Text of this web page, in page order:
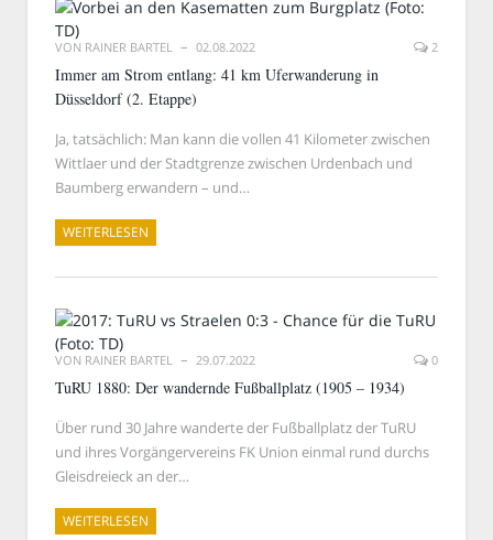
VON RAINER BARTEL 02.08.2022 2
Immer am Strom entlang: 41 km Uferwanderung in
Düsseldorf (2. Etappe)
Ja, tatsächlich: Man kann die vollen 41 Kilometer zwischen
Wittlaer und der Stadtgrenze zwischen Urdenbach und
Baumberg erwandern – und…
WEITERLESEN
VON RAINER BARTEL 29.07.2022 0
TuRU 1880: Der wandernde Fußballplatz (1905 – 1934)
Über rund 30 Jahre wanderte der Fußballplatz der TuRU
und ihres Vorgängervereins FK Union einmal rund durchs
Gleisdreieck an der…
WEITERLESEN